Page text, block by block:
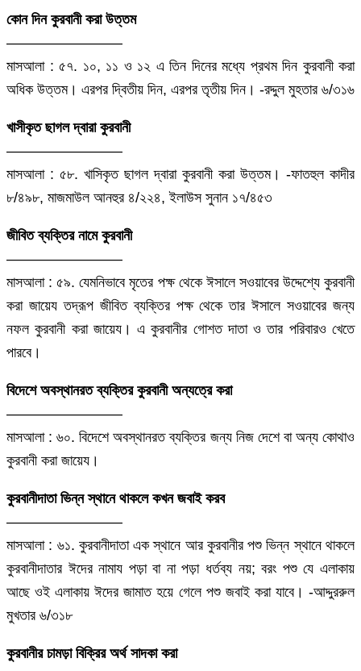
কোন দিন কুরবানী করা উত্তম
————————
মাসআলা : ৫৭. ১০, ১১ ও ১২ এ তিন দিনের মধ্যে প্রথম দিন কুরবানী করা
অধিক উত্তম। এরপর দ্বিতীয় দিন, এরপর তৃতীয় দিন। -রদ্দুল মুহতার ৬/৩১৬
খাসীকৃত ছাগল দ্বারা কুরবানী
————————
মাসআলা : ৫৮. খাসিকৃত ছাগল দ্বারা কুরবানী করা উত্তম। -ফাতহুল কাদীর
৮/৪৯৮, মাজমাউল আনহুর ৪/২২৪, ইলাউস সুনান ১৭/৪৫৩
জীবিত ব্যক্তির নামে কুরবানী
————————
মাসআলা : ৫৯. যেমনিভাবে মৃতের পক্ষ থেকে ঈসালে সওয়াবের উদ্দেশ্যে কুরবানী
করা জায়েয তদ্রূপ জীবিত ব্যক্তির পক্ষ থেকে তার ঈসালে সওয়াবের জন্য
নফল কুরবানী করা জায়েয। এ কুরবানীর গোশত দাতা ও তার পরিবারও খেতে
পারবে।
বিদেশে অবস্থানরত ব্যক্তির কুরবানী অন্যত্রে করা
————————
মাসআলা : ৬০. বিদেশে অবস্থানরত ব্যক্তির জন্য নিজ দেশে বা অন্য কোথাও
কুরবানী করা জায়েয।
কুরবানীদাতা ভিন্ন স্থানে থাকলে কখন জবাই করব
————————
মাসআলা : ৬১. কুরবানীদাতা এক স্থানে আর কুরবানীর পশু ভিন্ন স্থানে থাকলে
কুরবানীদাতার ঈদের নামায পড়া বা না পড়া ধর্তব্য নয়; বরং পশু যে এলাকায়
আছে ওই এলাকায় ঈদের জামাত হয়ে গেলে পশু জবাই করা যাবে। -আদ্দুররুল
মুখতার ৬/৩১৮
কুরবানীর চামড়া বিক্রির অর্থ সাদকা করা